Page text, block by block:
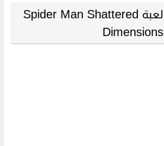
فيديو شرح لعبة Spider Man Shattered
Dimensions